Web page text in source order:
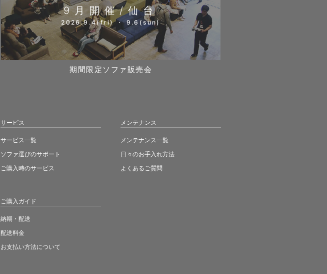
9月開催/仙台
2026.9.4(fri) ・ 9.6(sun)
期間限定ソファ販売会
サービス
サービス一覧
ソファ選びのサポート
ご購入時のサービス
ご購入ガイド
納期・配送
配送料金
お支払い方法について
メンテナンス
メンテナンス一覧
日々のお手入れ方法
よくあるご質問